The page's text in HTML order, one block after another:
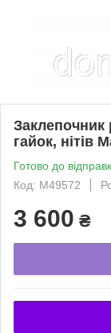
Заклепочник
гайок, нітів
Готово до
Код: M49572
3 600 ₴